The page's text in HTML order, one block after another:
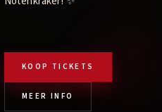
KOOP TICKETS
MEER INFO